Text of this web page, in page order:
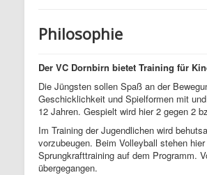
Philosophie
Der VC Dornbirn bietet Training für
Die Jüngsten sollen Spaß an der
Geschicklichkeit und Spielformen mit
12 Jahren. Gespielt wird hier 2 gegen 2
Im Training der Jugendlichen wird
vorzubeugen. Beim Volleyball stehen
Sprungkrafttraining auf dem Programm.
übergegangen.